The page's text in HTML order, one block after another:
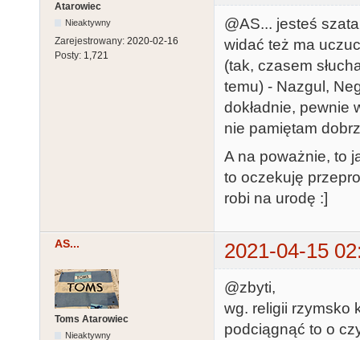
Atarowiec
Nieaktywny
Zarejestrowany: 2020-02-16
Posty: 1,721
@AS... jesteś
widać też ma
(tak, czasem
temu) - Nazgul,
dokładnie, pewnie
nie pamiętam
A na poważnie, to
to oczekuję
robi na urodę :]
AS... 2021-04-15
Toms Atarowiec
Nieaktywny
@zbyti,
wg. religii rzymsko
podciągnąć to o